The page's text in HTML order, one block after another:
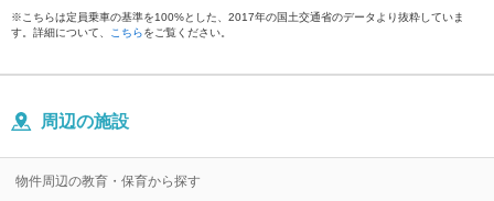
※こちらは定員乗車の基準を100%とした、2017年の国土交通省のデータより抜粋していま
す。詳細について、
こちらをご覧ください。
周辺の施設
物件周辺の教育・保育から探す